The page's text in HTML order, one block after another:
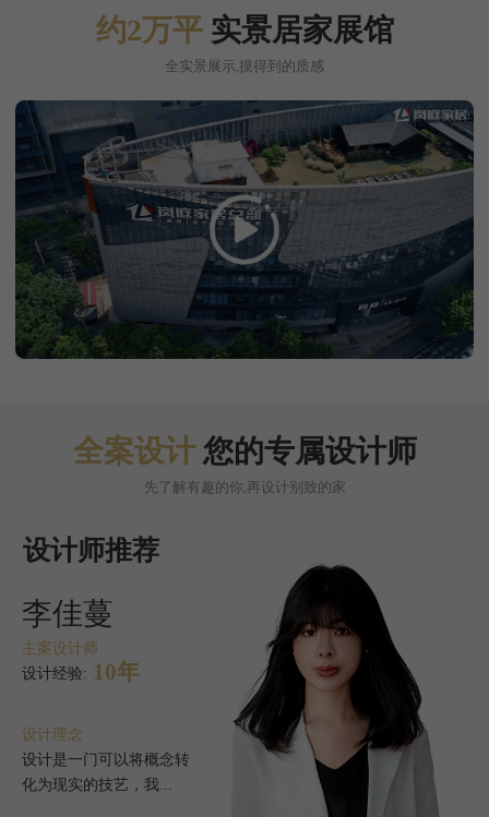
约2万平 实景居家展馆
全实景展示,摸得到的质感
全案设计 您的专属设计师
先了解有趣的你,再设计别致的家
设计师推荐
李佳蔓
主案设计师
设计经验: 10年
设计理念
设计是一门可以将概念转
化为现实的技艺，我...